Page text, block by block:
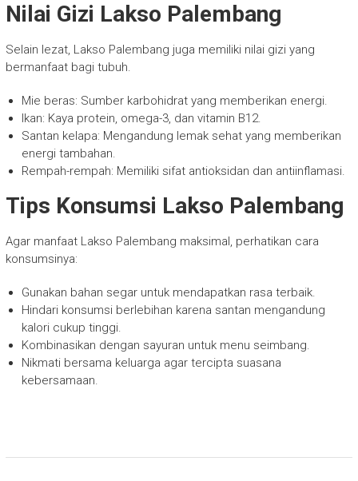
Nilai Gizi Lakso Palembang
Selain lezat, Lakso Palembang juga memiliki nilai gizi yang
bermanfaat bagi tubuh.
Mie beras: Sumber karbohidrat yang memberikan energi.
Ikan: Kaya protein, omega-3, dan vitamin B12.
Santan kelapa: Mengandung lemak sehat yang memberikan
energi tambahan.
Rempah-rempah: Memiliki sifat antioksidan dan antiinflamasi.
Tips Konsumsi Lakso Palembang
Agar manfaat Lakso Palembang maksimal, perhatikan cara
konsumsinya:
Gunakan bahan segar untuk mendapatkan rasa terbaik.
Hindari konsumsi berlebihan karena santan mengandung
kalori cukup tinggi.
Kombinasikan dengan sayuran untuk menu seimbang.
Nikmati bersama keluarga agar tercipta suasana
kebersamaan.